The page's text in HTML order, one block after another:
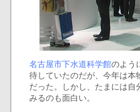
名古屋市下水道科学館のよう
待していたのだが、今年は本
だった。しかし、たまには自
みるのも面白い。